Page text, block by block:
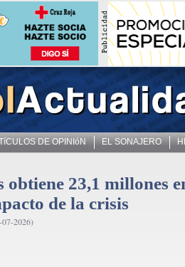
DE OPINIóN EL SONAJERO
obtiene 23,1 millones
de la crisis
2026)